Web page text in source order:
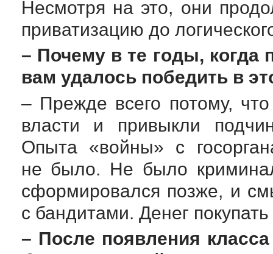
Несмотря на это, они
приватизацию до
– Почему в те годы, когда
вам удалось победить в
– Прежде всего потому,
власти и привыкли
Опыта «войны» с
не было. Не было
сформировался позже, и
с бандитами. Денег
– После появления